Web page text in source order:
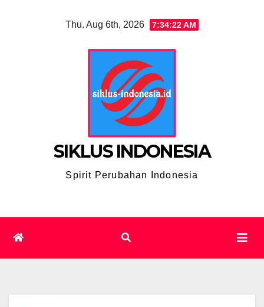
Thu. Aug 6th, 2026 7:34:23 AM
SIKLUS INDONESIA
Spirit Perubahan Indonesia